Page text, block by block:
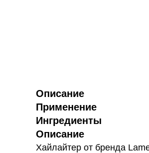
Описание
Применение
Ингредиенты
Описание
Хайлайтер от бренда